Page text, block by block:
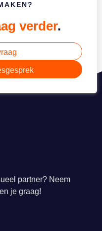
verder.
partner? Neem
je graag!